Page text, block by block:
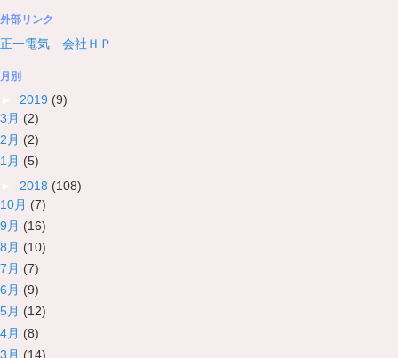
外部リンク
正一電気 会社ＨＰ
月別
2019 (9)
3月 (2)
2月 (2)
1月 (5)
2018 (108)
10月 (7)
9月 (16)
8月 (10)
7月 (7)
6月 (9)
5月 (12)
4月 (8)
3月 (14)